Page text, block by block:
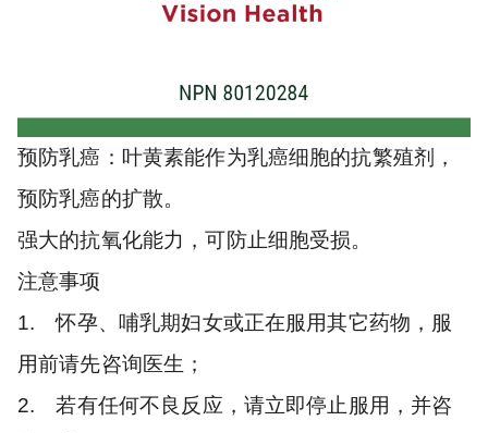
预防乳癌：叶黄素能作为乳癌细胞的抗繁殖剂，
预防乳癌的扩散。
强大的抗氧化能力，可防止细胞受损。
注意事项
1. 怀孕、哺乳期妇女或正在服用其它药物，服
用前请先咨询医生；
2. 若有任何不良反应，请立即停止服用，并咨